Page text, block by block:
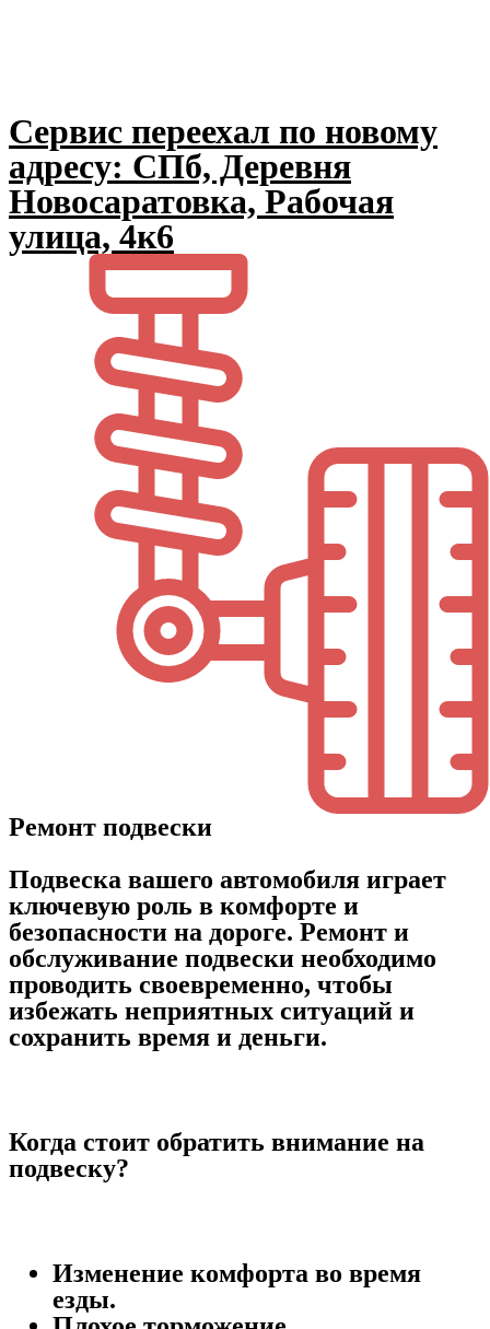
Сервис переехал по новому
адресу: СПб, Деревня
Новосаратовка, Рабочая
улица, 4к6
Ремонт подвески
Подвеска вашего автомобиля играет
ключевую роль в комфорте и
безопасности на дороге. Ремонт и
обслуживание подвески необходимо
проводить своевременно, чтобы
избежать неприятных ситуаций и
сохранить время и деньги.
Когда стоит обратить внимание на
подвеску?
Изменение комфорта во время
езды.